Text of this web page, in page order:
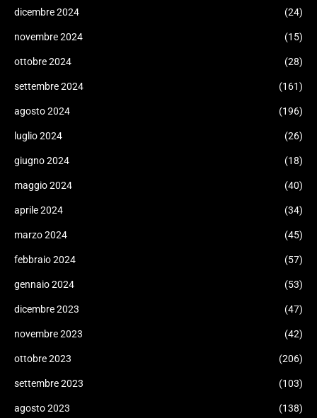
dicembre 2024 (24)
novembre 2024 (15)
ottobre 2024 (28)
settembre 2024 (161)
agosto 2024 (196)
luglio 2024 (26)
giugno 2024 (18)
maggio 2024 (40)
aprile 2024 (34)
marzo 2024 (45)
febbraio 2024 (57)
gennaio 2024 (53)
dicembre 2023 (47)
novembre 2023 (42)
ottobre 2023 (206)
settembre 2023 (103)
agosto 2023 (138)